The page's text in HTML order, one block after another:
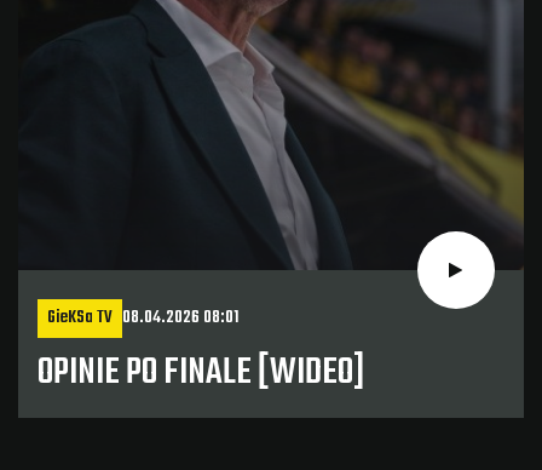
GieKSa TV 08.04.2026 08:01
OPINIE PO FINALE [WIDEO]